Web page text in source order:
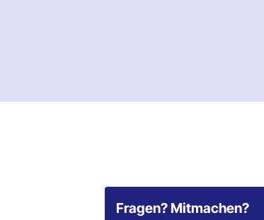
Fragen? Mitmachen?